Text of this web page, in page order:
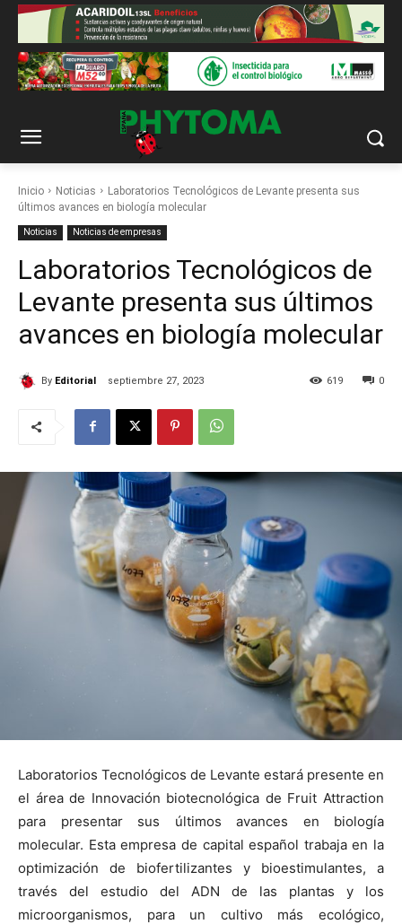
Inicio Noticias
Laboratorios Tecnológicos de Levante presenta sus
últimos avances en biología molecular
Noticias Noticias de empresas
Laboratorios Tecnológicos de
Levante presenta sus últimos
avances en biología molecular
By Editorial septiembre 27, 2023 0
619
Laboratorios Tecnológicos de Levante estará presente en
el área de Innovación biotecnológica de Fruit Attraction
para presentar sus últimos avances en biología
molecular. Esta empresa de capital español trabaja en la
optimización de biofertilizantes y bioestimulantes, a
través del estudio del ADN de las plantas y los
microorganismos, para un cultivo más ecológico,